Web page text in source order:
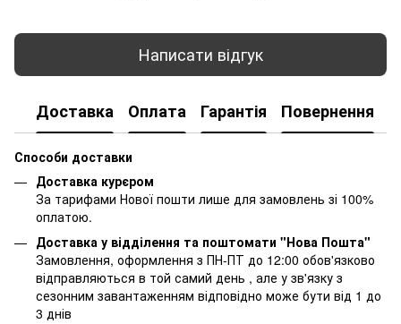
Написати відгук
Доставка Оплата Гарантія Повернення
Способи доставки
Доставка курєром
За тарифами Нової пошти лише для замовлень зі 100%
оплатою.
Доставка у відділення та поштомати "Нова Пошта"
Замовлення, оформлення з ПН-ПТ до 12:00 обов'язково
відправляються в той самий день , але у зв'язку з
сезонним завантаженням відповідно може бути від 1 до
3 днів